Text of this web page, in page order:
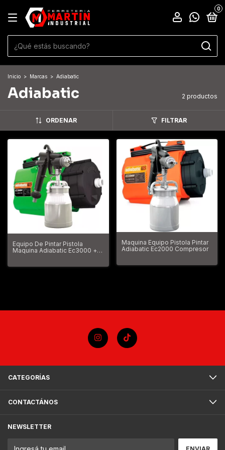
0
Inicio > Marcas > Adiabatic
Adiabatic 2 productos
ORDENAR FILTRAR
Equipo De Pintar Pistola
Maquina Adiabatic Ec3000 +
Maquina Equipo Pistola Pintar
Adiabatic Ec2000 Compresor
CATEGORÍAS
CONTACTÁNOS
NEWSLETTER